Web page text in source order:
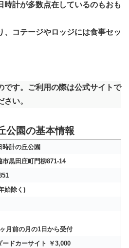
時計が多数点在しているのもおも
、コテージやロッジには食事セッ
す。ご利用の際は公式サイトで
い。
公園の基本情報
時計の丘公園
市黒田庄町門柳871-14
始除く)
月前の月の1日から受付
ードカーサイト ￥3,000